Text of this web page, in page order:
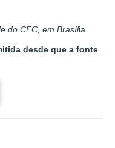
do CFC, em Brasília
desde que a fonte